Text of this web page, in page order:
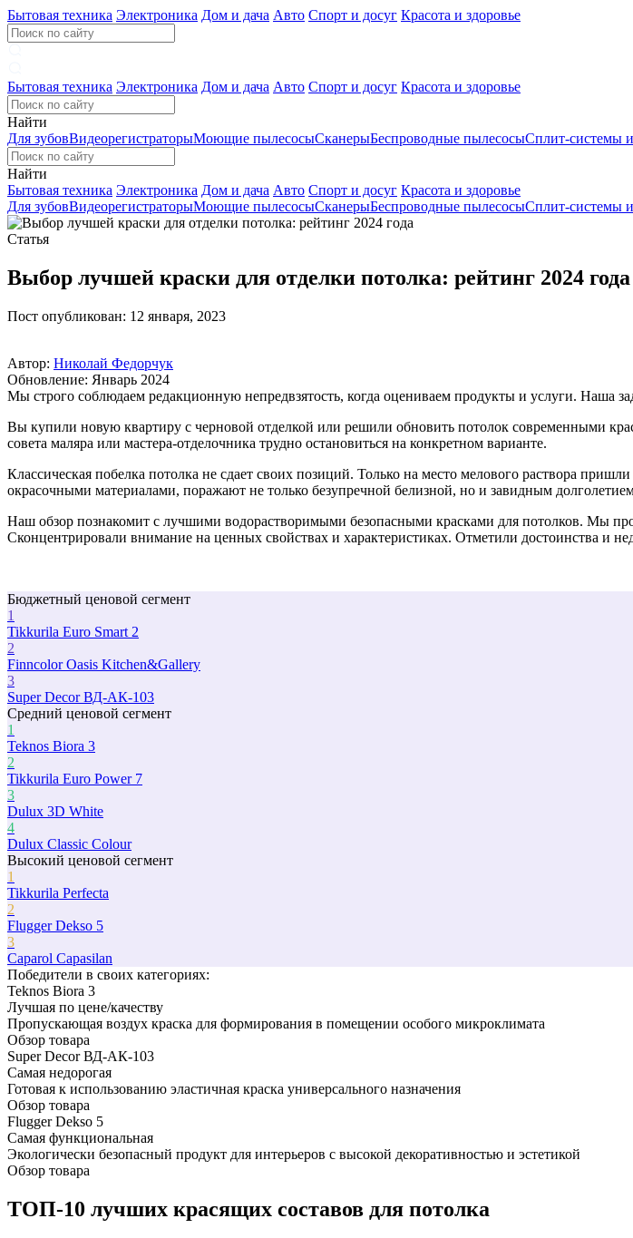
Бытовая техника Электроника Дом и дача Авто Спорт и досуг Красота и здоровье
Бытовая техника Электроника Дом и дача Авто Спорт и досуг Красота и здоровье
Найти
Для зубовВидеорегистраторыМоющие пылесосыСканерыБеспроводные пылесосыСплит-системы
Найти
Бытовая техника Электроника Дом и дача Авто Спорт и досуг Красота и здоровье
Для зубовВидеорегистраторыМоющие пылесосыСканерыБеспроводные пылесосыСплит-системы
Статья
Выбор лучшей краски для отделки потолка: рейтинг 2024 года
Пост опубликован: 12 января, 2023
Автор: Николай Федорчук
Обновление: Январь 2024
Мы строго соблюдаем редакционную непредвзятость, когда оцениваем продукты и услуги. Наша
Вы купили новую квартиру с черновой отделкой или решили обновить потолок современными
совета маляра или мастера-отделочника трудно остановиться на конкретном варианте.
Классическая побелка потолка не сдает своих позиций. Только на место мелового раствора
окрасочными материалами, поражают не только безупречной белизной, но и завидным
Наш обзор познакомит с лучшими водорастворимыми безопасными красками для потолков. Мы
Сконцентрировали внимание на ценных свойствах и характеристиках. Отметили достоинства и
Бюджетный ценовой сегмент
1
Tikkurila Euro Smart 2
2
Finncolor Oasis Kitchen&Gallery
3
Super Decor ВД-АК-103
Средний ценовой сегмент
1
Teknos Biora 3
2
Tikkurila Euro Power 7
3
Dulux 3D White
4
Dulux Classic Colour
Высокий ценовой сегмент
1
Tikkurila Perfecta
2
Flugger Dekso 5
3
Caparol Capasilan
Победители в cвоих категориях:
Teknos Biora 3
Лучшая по цене/качеству
Пропускающая воздух краска для формирования в помещении особого микроклимата
Обзор товара
Super Decor ВД-АК-103
Самая недорогая
Готовая к использованию эластичная краска универсального назначения
Обзор товара
Flugger Dekso 5
Самая функциональная
Экологически безопасный продукт для интерьеров с высокой декоративностью и эстетикой
Обзор товара
ТОП-10 лучших красящих составов для потолка